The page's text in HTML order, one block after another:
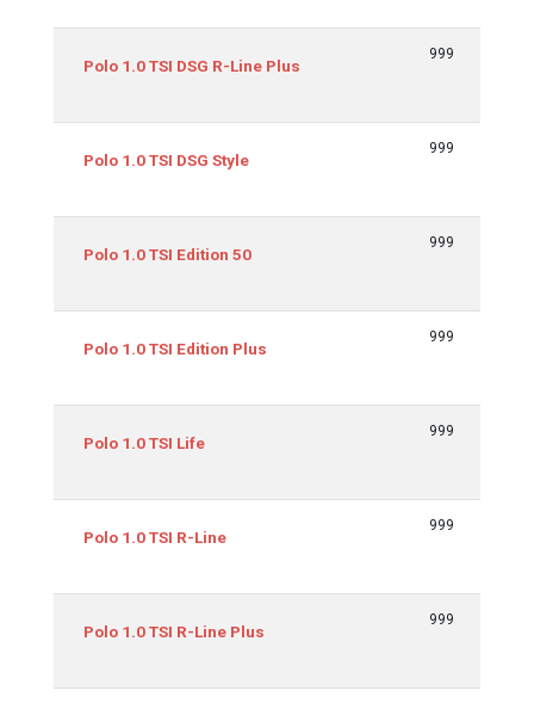
Polo 1.0 TSI DSG R-Line Plus
999
Polo 1.0 TSI DSG Style
999
Polo 1.0 TSI Edition 50
999
Polo 1.0 TSI Edition Plus
999
Polo 1.0 TSI Life
999
Polo 1.0 TSI R-Line
999
Polo 1.0 TSI R-Line Plus
999